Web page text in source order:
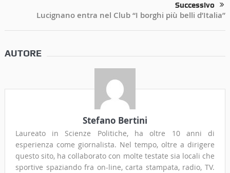
Successivo
Lucignano entra nel Club “I borghi più belli d’Italia”
AUTORE
Stefano Bertini
Laureato in Scienze Politiche, ha oltre 10 anni di
esperienza come giornalista. Nel tempo, oltre a dirigere
questo sito, ha collaborato con molte testate sia locali che
sportive spaziando fra on-line, carta stampata, radio, TV.